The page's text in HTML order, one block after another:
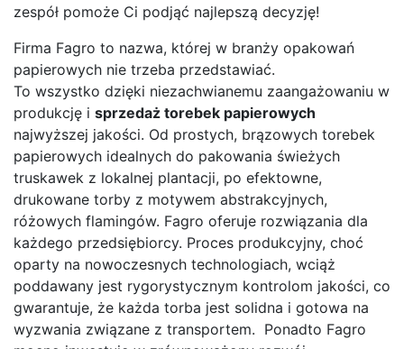
zespół pomoże Ci podjąć najlepszą decyzję!
Firma Fagro to nazwa, której w branży opakowań
papierowych nie trzeba przedstawiać.
To wszystko dzięki niezachwianemu zaangażowaniu w
produkcję i sprzedaż torebek papierowych
najwyższej jakości. Od prostych, brązowych torebek
papierowych idealnych do pakowania świeżych
truskawek z lokalnej plantacji, po efektowne,
drukowane torby z motywem abstrakcyjnych,
różowych flamingów. Fagro oferuje rozwiązania dla
każdego przedsiębiorcy. Proces produkcyjny, choć
oparty na nowoczesnych technologiach, wciąż
poddawany jest rygorystycznym kontrolom jakości, co
gwarantuje, że każda torba jest solidna i gotowa na
wyzwania związane z transportem. Ponadto Fagro